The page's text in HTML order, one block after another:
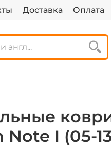
Доставка Оплата
Note I (05-